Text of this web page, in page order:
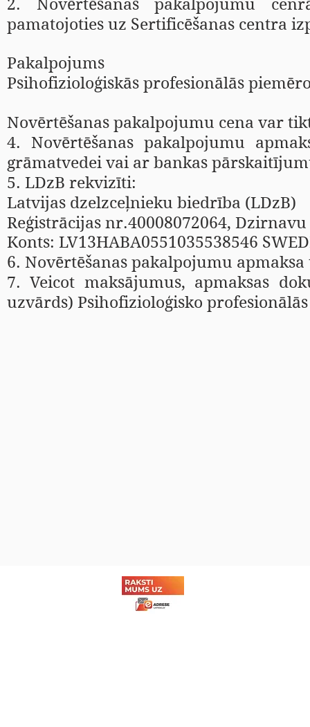
2. Novērtēšanas pakalpojumu
pamatojoties uz Sertificēšanas centra
Pakalpojums
Psihofizioloģiskās profesionālās
Novērtēšanas pakalpojumu cena var
4. Novērtēšanas pakalpojumu
grāmatvedei vai ar bankas
5. LDzB rekvizīti:
Latvijas dzelzceļnieku biedrība (LDzB)
Reģistrācijas nr.40008072064, Dzirnavu
Konts: LV13HABA0551035538546
6. Novērtēšanas pakalpojumu
7. Veicot maksājumus, apmaksas
uzvārds) Psihofizioloģisko